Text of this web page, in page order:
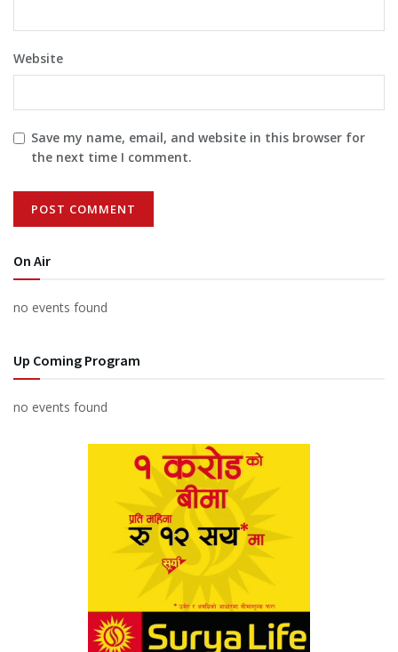
Website
Save my name, email, and website in this browser for
the next time I comment.
On Air
no events found
Up Coming Program
no events found